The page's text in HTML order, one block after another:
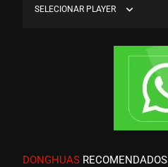
SELECIONAR PLAYER expand_more
DONGHUAS RECOMENDADOS